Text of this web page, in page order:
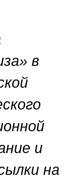
в
и
на